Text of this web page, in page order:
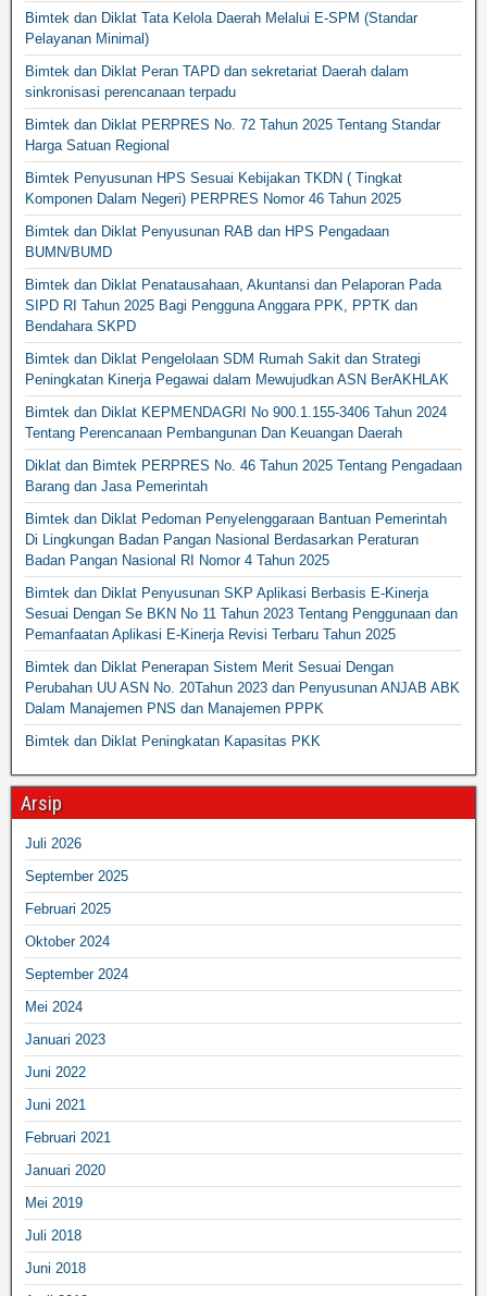
Bimtek dan Diklat Tata Kelola Daerah Melalui E-SPM (Standar
Pelayanan Minimal)
Bimtek dan Diklat Peran TAPD dan sekretariat Daerah dalam
sinkronisasi perencanaan terpadu
Bimtek dan Diklat PERPRES No. 72 Tahun 2025 Tentang Standar
Harga Satuan Regional
Bimtek Penyusunan HPS Sesuai Kebijakan TKDN ( Tingkat
Komponen Dalam Negeri) PERPRES Nomor 46 Tahun 2025
Bimtek dan Diklat Penyusunan RAB dan HPS Pengadaan
BUMN/BUMD
Bimtek dan Diklat Penatausahaan, Akuntansi dan Pelaporan Pada
SIPD RI Tahun 2025 Bagi Pengguna Anggara PPK, PPTK dan
Bendahara SKPD
Bimtek dan Diklat Pengelolaan SDM Rumah Sakit dan Strategi
Peningkatan Kinerja Pegawai dalam Mewujudkan ASN BerAKHLAK
Bimtek dan Diklat KEPMENDAGRI No 900.1.155-3406 Tahun 2024
Tentang Perencanaan Pembangunan Dan Keuangan Daerah
Diklat dan Bimtek PERPRES No. 46 Tahun 2025 Tentang Pengadaan
Barang dan Jasa Pemerintah
Bimtek dan Diklat Pedoman Penyelenggaraan Bantuan Pemerintah
Di Lingkungan Badan Pangan Nasional Berdasarkan Peraturan
Badan Pangan Nasional RI Nomor 4 Tahun 2025
Bimtek dan Diklat Penyusunan SKP Aplikasi Berbasis E-Kinerja
Sesuai Dengan Se BKN No 11 Tahun 2023 Tentang Penggunaan dan
Pemanfaatan Aplikasi E-Kinerja Revisi Terbaru Tahun 2025
Bimtek dan Diklat Penerapan Sistem Merit Sesuai Dengan
Perubahan UU ASN No. 20Tahun 2023 dan Penyusunan ANJAB ABK
Dalam Manajemen PNS dan Manajemen PPPK
Bimtek dan Diklat Peningkatan Kapasitas PKK
Arsip
Juli 2026
September 2025
Februari 2025
Oktober 2024
September 2024
Mei 2024
Januari 2023
Juni 2022
Juni 2021
Februari 2021
Januari 2020
Mei 2019
Juli 2018
Juni 2018